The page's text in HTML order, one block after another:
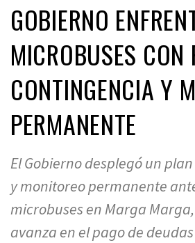
GOBIERNO
MICROBUSES CON
CONTINGENCIA Y
PERMANENTE
El Gobierno desplegó un
y monitoreo permanente
microbuses en Marga
avanza en el pago de